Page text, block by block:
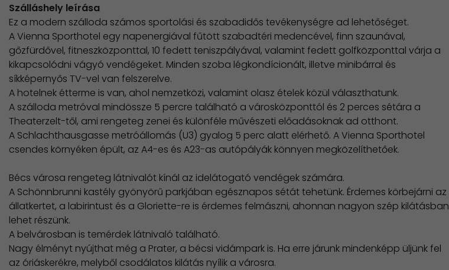
Szálláshely leírása
Ez a modern szálloda számos sportolási és szabadidős tevékenységre ad lehetőséget.
A Vienna Sporthotel egy napenergiával fűtött szabadtéri medencével, finn szaunával,
gőzfürdővel, fitneszközponttal, 10 fedett teniszpályával, valamint fedett golfközponttal várja a
kikapcsolódni vágyó vendégeket. Minden szoba légkondícionált, illetve minibárral és
síkképernyős TV-vel van felszerelve.
A hotelnek étterme is van, ahol nemzetközi, valamint olasz ételek közül választhatunk.
A szálloda metróval mindössze 5 percre található a városközponttól és 2 perces sétára a
Theaterzelt-től, ami rengeteg zenei és különféle művészeti előadásoknak ad otthont.
A Schlachthausgasse metróállomás (U3) gyalog 5 perc alatt elérhető. A Vienna Sporthotel
csendes környéken épült, az A4-es és A23-as autópályák könnyen megközelíthetőek.
Bécs városa rengeteg látnivalót kínál az idelátogató vendégek számára.
A Schönnbrunni kastély gyönyörű parkjában egésznapos sétát tehetünk. Érdemes körbejárni az
állatkertet, a labirintust és a Gloriette-re is érdemes felmászni, ahonnan nagyon szép kilátásban
lehet részünk.
A belvárosban is temérdek látnivaló található.
Nagy élményt nyújthat még a Prater, a bécsi vidámpark is. Ha erre járunk mindenképp üljünk fel
az óriáskerékre, melyből csodálatos kilátás nyílik a városra.